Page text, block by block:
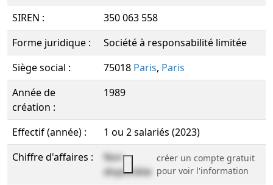
SIREN :
350 063 558
Forme juridique :
Société à responsabilité limitée
Siège social :
75018 Paris, Paris
Année de
création :
1989
Effectif (année) :
1 ou 2 salariés (2023)
Chiffre d'affaires :
Non
disponible
créer un compte gratuit
pour voir l'information